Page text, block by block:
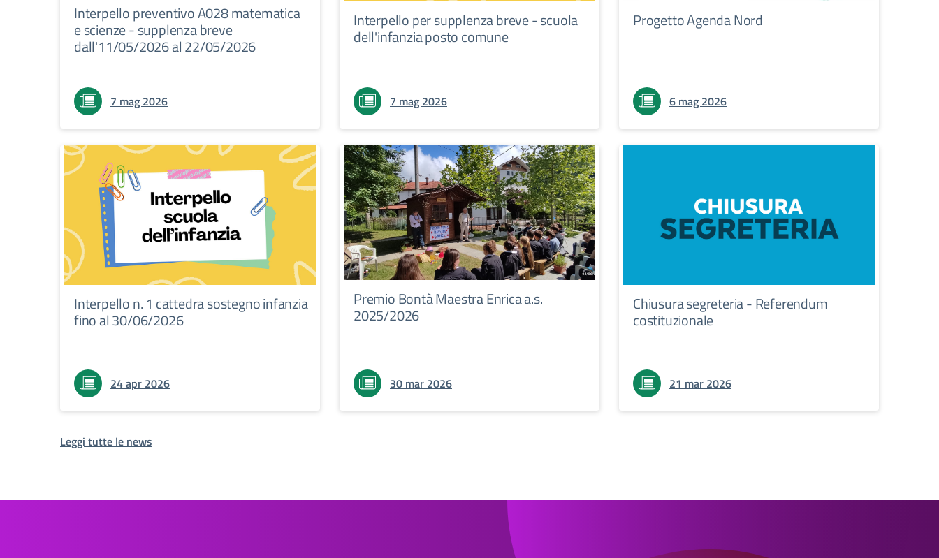
Interpello preventivo A028 matematica
e scienze - supplenza breve
dall'11/05/2026 al 22/05/2026
7 mag 2026
Interpello per supplenza breve - scuola
dell'infanzia posto comune
7 mag 2026
Progetto Agenda Nord
6 mag 2026
Interpello n. 1 cattedra sostegno infanzia
fino al 30/06/2026
24 apr 2026
Premio Bontà Maestra Enrica a.s.
2025/2026
30 mar 2026
Chiusura segreteria - Referendum
costituzionale
21 mar 2026
Leggi tutte le news